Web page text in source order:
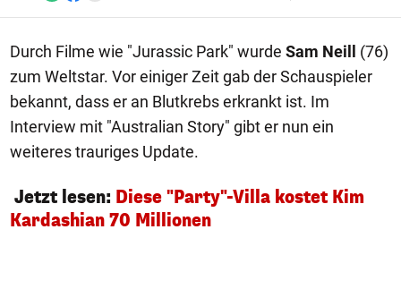
Durch Filme wie "Jurassic Park" wurde Sam Neill
(76)
zum Weltstar. Vor einiger Zeit gab der Schauspieler
bekannt, dass er an Blutkrebs erkrankt ist. Im
Interview mit "Australian Story" gibt er nun ein
weiteres trauriges Update.
Jetzt lesen: Diese "Party"-Villa kostet Kim
Kardashian 70 Millionen